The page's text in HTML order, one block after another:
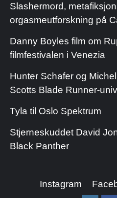
Slashermord,
orgasmeutforskning på
Danny Boyles film om
filmfestivalen i Venezia
Hunter Schafer og
Scotts Blade Runner-
Tyla til Oslo Spektrum
Stjerneskuddet David
Black Panther
Instagram